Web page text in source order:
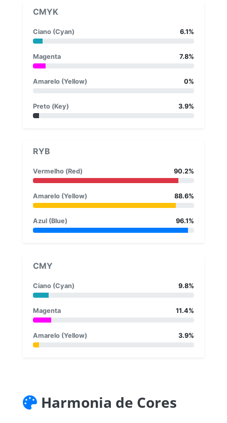
CMYK
Ciano (Cyan) 6.1%
Magenta 7.8%
Amarelo (Yellow) 0%
Preto (Key) 3.9%
RYB
Vermelho (Red) 90.2%
Amarelo (Yellow) 88.6%
Azul (Blue) 96.1%
CMY
Ciano (Cyan) 9.8%
Magenta 11.4%
Amarelo (Yellow) 3.9%
Harmonia de Cores